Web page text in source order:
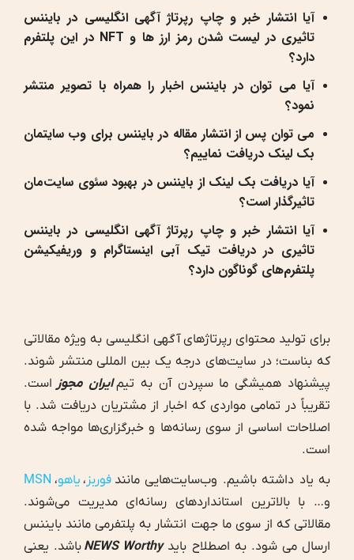
آیا انتشار خبر و چاپ رپرتاژ آگهی انگلیسی در بایننس
تاثیری در لیست شدن رمز ارز ها و NFT در این پلتفرم
دارد؟
آیا می توان در بایننس اخبار را همراه با تصویر منتشر
نمود؟
می توان پس از انتشار مقاله در بایننس برای وب سایتمان
بک لینک دریافت نماییم؟
آیا دریافت بک لینک از بایننس در بهبود سئوی سایت‌مان
تاثیرگذار است؟
آیا انتشار خبر و چاپ رپرتاژ آگهی انگلیسی در بایننس
تاثیری در دریافت تیک آبی اینستاگرام و وریفیکیشن
پلتفرم‌های گوناگون دارد؟
برای تولید محتوای رپرتاژهای آگهی انگلیسی به ویژه مقالاتی
که بناست؛ در سایت‌های درجه یک بین المللی منتشر شوند.
پیشنهاد همیشگی ما سپردن آن به تیمایران مجوز است.
تقریباً در تمامی مواردی که اخبار از مشتریان دریافت شد. با
اصلاحات اساسی از سوی رسانه‌ها و خبرگزاری‌ها مواجه شده
است.
به یاد داشته باشیم. وب‌سایت‌هایی مانند فوربز ، یاهو، MSN
و… با بالاترین استانداردهای رسانه‌ای مدیریت می‌شوند.
مقالاتی که از سوی ما جهت انتشار به پلتفرمی مانند بایننس
ارسال می شود. به اصطلاح بایدNEWS Worthy باشد. یعنی